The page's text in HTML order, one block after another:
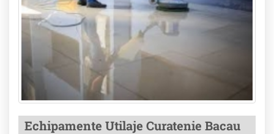
Echipamente Utilaje Curatenie Bacau